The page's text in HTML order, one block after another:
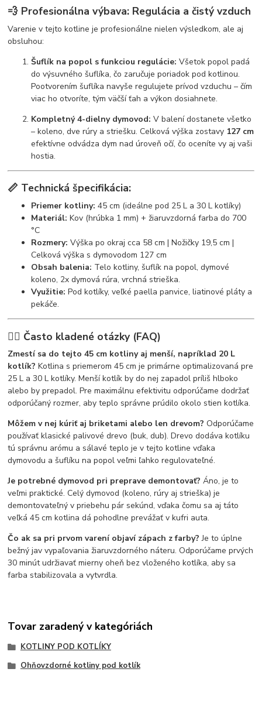
💨 Profesionálna výbava: Regulácia a čistý vzduch
Varenie v tejto kotline je profesionálne nielen výsledkom, ale aj
obsluhou:
Šuflík na popol s funkciou regulácie: Všetok popol padá
do výsuvného šuflíka, čo zaručuje poriadok pod kotlinou.
Pootvorením šuflíka navyše regulujete prívod vzduchu – čím
viac ho otvoríte, tým väčší ťah a výkon dosiahnete.
Kompletný 4-dielny dymovod: V balení dostanete všetko
– koleno, dve rúry a striešku. Celková výška zostavy 127 cm
efektívne odvádza dym nad úroveň očí, čo oceníte vy aj vaši
hostia.
📏 Technická špecifikácia:
Priemer kotliny: 45 cm (ideálne pod 25 L a 30 L kotlíky)
Materiál: Kov (hrúbka 1 mm) + žiaruvzdorná farba do 700
°C
Rozmery: Výška po okraj cca 58 cm | Nožičky 19,5 cm |
Celková výška s dymovodom 127 cm
Obsah balenia: Telo kotliny, šuflík na popol, dymové
koleno, 2x dymová rúra, vrchná strieška.
Využitie: Pod kotlíky, veľké paella panvice, liatinové pláty a
pekáče.
🙋‍♂️ Často kladené otázky (FAQ)
Zmestí sa do tejto 45 cm kotliny aj menší, napríklad 20 L
kotlík? Kotlina s priemerom 45 cm je primárne optimalizovaná pre
25 L a 30 L kotlíky. Menší kotlík by do nej zapadol príliš hlboko
alebo by prepadol. Pre maximálnu efektivitu odporúčame dodržať
odporúčaný rozmer, aby teplo správne prúdilo okolo stien kotlíka.
Môžem v nej kúriť aj briketami alebo len drevom? Odporúčame
používať klasické palivové drevo (buk, dub). Drevo dodáva kotlíku
tú správnu arómu a sálavé teplo je v tejto kotline vďaka
dymovodu a šuflíku na popol veľmi ľahko regulovateľné.
Je potrebné dymovod pri preprave demontovať? Áno, je to
veľmi praktické. Celý dymovod (koleno, rúry aj strieška) je
demontovateľný v priebehu pár sekúnd, vďaka čomu sa aj táto
veľká 45 cm kotlina dá pohodlne prevážať v kufri auta.
Čo ak sa pri prvom varení objaví zápach z farby? Je to úplne
bežný jav vypaľovania žiaruvzdorného náteru. Odporúčame prvých
30 minút udržiavať mierny oheň bez vloženého kotlíka, aby sa
farba stabilizovala a vytvrdla.
Tovar zaradený v kategóriách
KOTLINY POD KOTLÍKY
Ohňovzdorné kotliny pod kotlík